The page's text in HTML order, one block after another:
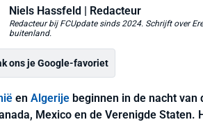
Niels Hassfeld | Redacteur
Redacteur bij FCUpdate sinds 2024. Schrijft over
buitenland.
ons je Google-favoriet
en Algerije beginnen in de nacht
Mexico en de Verenigde